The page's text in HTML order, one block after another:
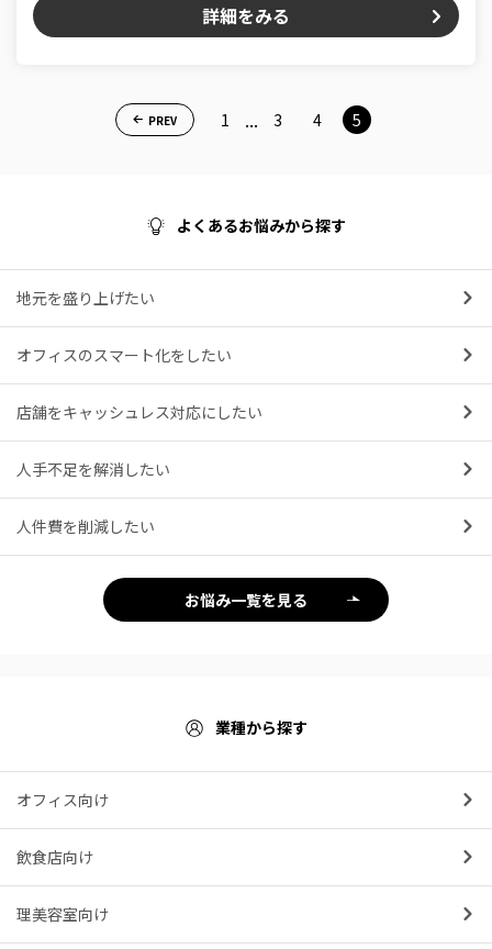
詳細をみる
PREV 1 ... 3 4 5
よくあるお悩みから探す
地元を盛り上げたい
オフィスのスマート化をしたい
店舗をキャッシュレス対応にしたい
人手不足を解消したい
人件費を削減したい
お悩み一覧を見る
業種から探す
オフィス向け
飲食店向け
理美容室向け